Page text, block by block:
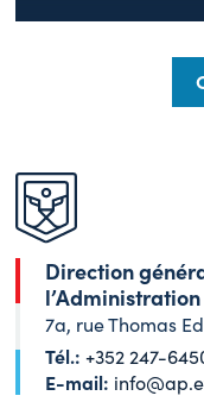
Direction
7a, rue Thomas
Tél.: +352 247-
E-mail: